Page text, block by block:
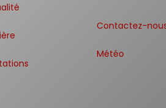
Contactez-
Météo